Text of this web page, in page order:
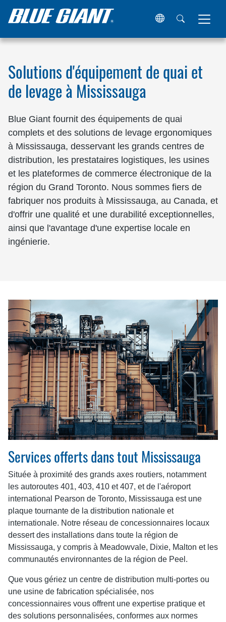
Maison Lieux Canada Ontario Mississauga
Solutions d'équipement de quai et
de levage à Mississauga
Blue Giant fournit des équipements de quai
complets et des solutions de levage ergonomiques
à Mississauga, desservant les grands centres de
distribution, les prestataires logistiques, les usines
et les plateformes de commerce électronique de la
région du Grand Toronto. Nous sommes fiers de
fabriquer nos produits à Mississauga, au Canada, et
d'offrir une qualité et une durabilité exceptionnelles,
ainsi que l'avantage d'une expertise locale en
ingénierie.
Services offerts dans tout Mississauga
Située à proximité des grands axes routiers, notamment
les autoroutes 401, 403, 410 et 407, et de l'aéroport
international Pearson de Toronto, Mississauga est une
plaque tournante de la distribution nationale et
internationale. Notre réseau de concessionnaires locaux
dessert des installations dans toute la région de
Mississauga, y compris à Meadowvale, Dixie, Malton et les
communautés environnantes de la région de Peel.
Que vous gériez un centre de distribution multi-portes ou
une usine de fabrication spécialisée, nos
concessionnaires vous offrent une expertise pratique et
des solutions personnalisées, conformes aux normes